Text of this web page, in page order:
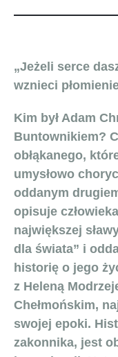
„Jeżeli serce
wznieci
Kim był Adam
Buntownikiem?
obłąkanego,
umysłowo
oddanym
opisuje
największej
dla świata” i
historię o jego
z Heleną
Chełmońskim,
swojej epoki.
zakonnika, jest